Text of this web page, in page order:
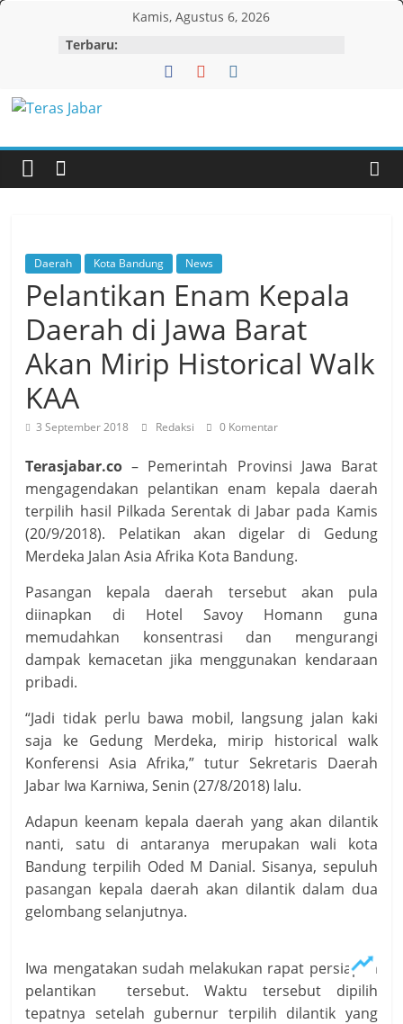
Skip
Kamis, Agustus 6, 2026
Terbaru:
Teras
Jabar
Daerah Kota Bandung News
Pelantikan Enam Kepala
Daerah di Jawa Barat
Akan Mirip Historical Walk
KAA
3 September 2018 Redaksi 0 Komentar
Terasjabar.co – Pemerintah Provinsi Jawa Barat
mengagendakan pelantikan enam kepala daerah
terpilih hasil Pilkada Serentak di Jabar pada Kamis
(20/9/2018). Pelatikan akan digelar di Gedung
Merdeka Jalan Asia Afrika Kota Bandung.
Pasangan kepala daerah tersebut akan pula
diinapkan di Hotel Savoy Homann guna
memudahkan konsentrasi dan mengurangi
dampak kemacetan jika menggunakan kendaraan
pribadi.
“Jadi tidak perlu bawa mobil, langsung jalan kaki
saja ke Gedung Merdeka, mirip historical walk
Konferensi Asia Afrika,” tutur Sekretaris Daerah
Jabar Iwa Karniwa, Senin (27/8/2018) lalu.
Adapun keenam kepala daerah yang akan dilantik
nanti, satu di antaranya merupakan wali kota
Bandung terpilih Oded M Danial. Sisanya, sepuluh
pasangan kepala daerah akan dilantik dalam dua
gelombang selanjutnya.
Iwa mengatakan sudah melakukan rapat persiapan
pelantikan tersebut. Waktu tersebut dipilih
tepatnya setelah gubernur terpilih dilantik yang